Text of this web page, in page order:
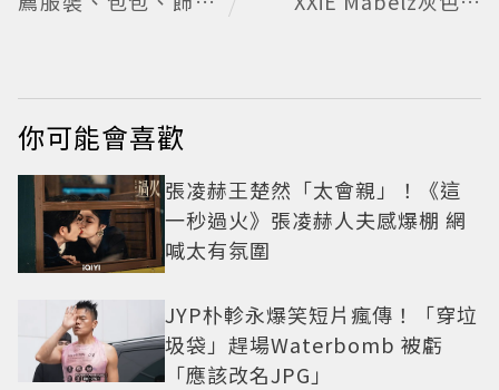
你可能會喜歡
張凌赫王楚然「太會親」！《這
一秒過火》張凌赫人夫感爆棚 網
喊太有氛圍
JYP朴軫永爆笑短片瘋傳！「穿垃
圾袋」趕場Waterbomb 被虧
「應該改名JPG」